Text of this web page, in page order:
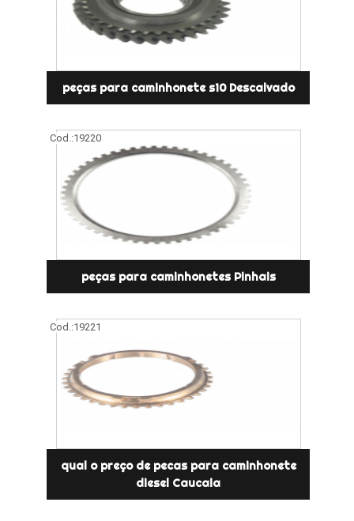
peças para caminhonete s10 Descalvado
Cod.:19220
peças para caminhonetes Pinhais
Cod.:19221
qual o preço de pecas para caminhonete
diesel Caucaia